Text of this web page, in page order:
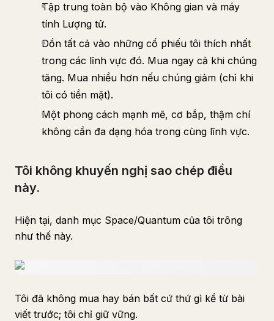
Tập trung toàn bộ vào Không gian và máy
tính Lượng tử.
Dồn tất cả vào những cổ phiếu tôi thích nhất
trong các lĩnh vực đó. Mua ngay cả khi chúng
tăng. Mua nhiều hơn nếu chúng giảm (chỉ khi
tôi có tiền mặt).
Một phong cách mạnh mẽ, cơ bắp, thậm chí
không cần đa dạng hóa trong cùng lĩnh vực.
Tôi không khuyến nghị sao chép điều
này.
Hiện tại, danh mục Space/Quantum của tôi trông
như thế này.
Tôi đã không mua hay bán bất cứ thứ gì kể từ bài
viết trước; tôi chỉ giữ vững.